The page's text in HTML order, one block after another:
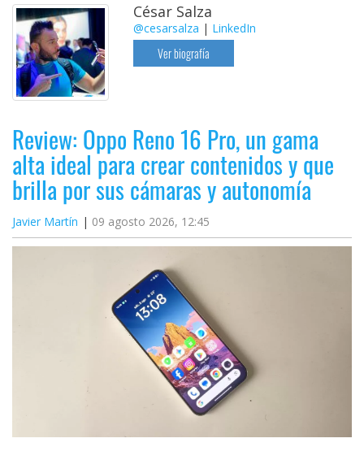
César Salza
@cesarsalza | LinkedIn
Ver biografía
Review: Oppo Reno 16 Pro, un gama
alta ideal para crear contenidos y que
brilla por sus cámaras y autonomía
Javier Martín 09 agosto 2026, 12:45